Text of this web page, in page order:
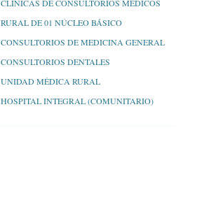
CLÍNICAS DE CONSULTORIOS MÉDICOS
RURAL DE 01 NÚCLEO BÁSICO
CONSULTORIOS DE MEDICINA GENERAL
CONSULTORIOS DENTALES
UNIDAD MÉDICA RURAL
HOSPITAL INTEGRAL (COMUNITARIO)